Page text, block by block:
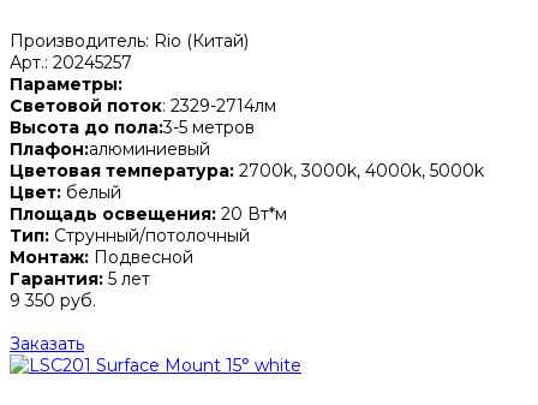
Производитель: Rio (Китай)
Арт.: 20245257
Параметры:
Световой поток: 2329-2714лм
Высота до пола:3-5 метров
Плафон:алюминиевый
Цветовая температура: 2700k, 3000k, 4000k, 5000k
Цвет: белый
Площадь освещения: 20 Вт*м
Тип: Струнный/потолочный
Монтаж: Подвесной
Гарантия: 5 лет
9 350 руб.
Заказать